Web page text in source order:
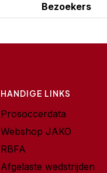
Bezoekers
HANDIGE LINKS
Prosoccerdata
Webshop JAKO
RBFA
Afgelaste wedstrijden